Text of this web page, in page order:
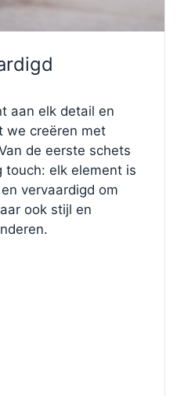
aan elk detail en
we creëren met
de eerste schets
elk element is
vervaardigd om
ook stijl en